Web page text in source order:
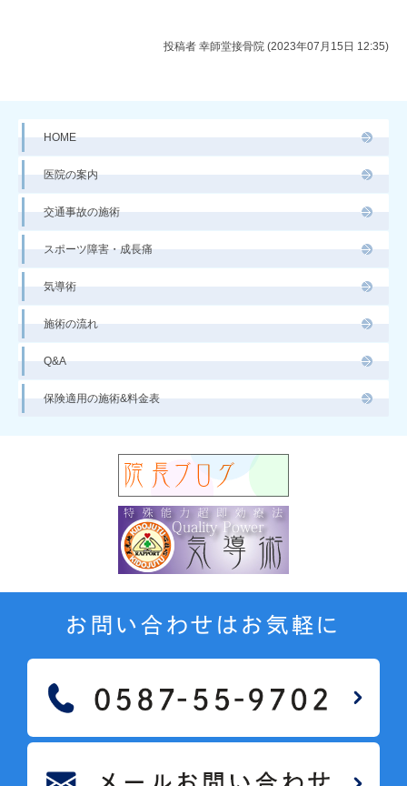
投稿者 幸師堂接骨院 (2023年07月15日 12:35)
HOME
医院の案内
交通事故の施術
スポーツ障害・成長痛
気導術
施術の流れ
Q&A
保険適用の施術&料金表
お問い合わせはお気軽に